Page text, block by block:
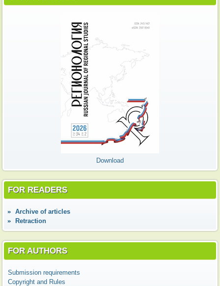
Download
FOR READERS
Аrchive of articles
Retraction
FOR AUTHORS
Submission requirements
Copyright and Rules